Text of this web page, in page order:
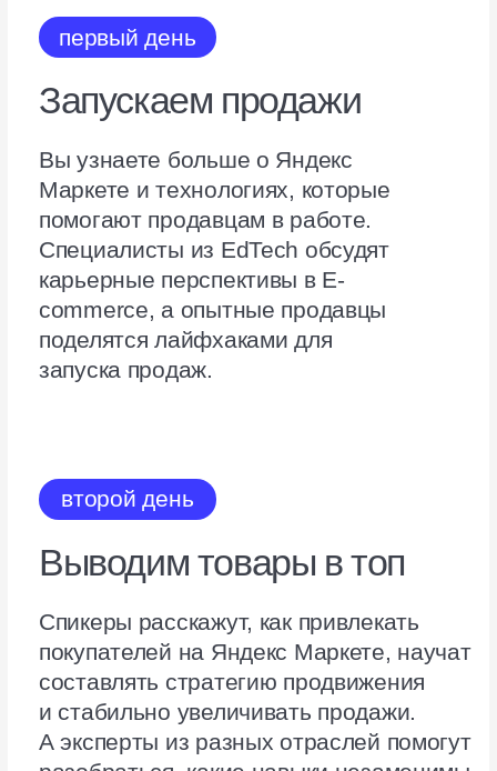
Товарные ниши для продажи
на Маркете
Узнаете, какие категории товаров
Категорийный директор
Яндекс Маркета
Андрей
Воронин
о чем
19:20
Роль EdTech для
Николай
Смирнов
спикер